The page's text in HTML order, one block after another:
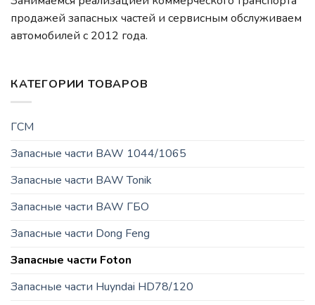
продажей запасных частей и сервисным обслуживаем
автомобилей c 2012 года.
КАТЕГОРИИ ТОВАРОВ
ГСМ
Запасные части BAW 1044/1065
Запасные части BAW Tonik
Запасные части BAW ГБО
Запасные части Dong Feng
Запасные части Foton
Запасные части Huyndai HD78/120